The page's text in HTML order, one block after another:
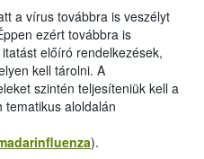
a vírus továbbra is veszélyt
ezért továbbra is
előíró rendelkezések,
kell tárolni. A
szintén teljesíteniük kell a
tematikus aloldalán
).